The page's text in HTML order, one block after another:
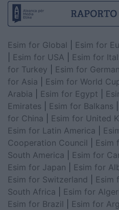
Esim for Global Esim for
Esim for USA Esim for
for Turkey
Esim for
for Asia
Esim for World
Arabia
Esim for Egypt
Emirates
Esim for Balkans
for China
Esim for United
Esim for Latin America
Cooperation Council
Esim
South America
Esim for
Esim for Japan
Esim for
Esim for Switzerland
Esim
South Africa
Esim for
Esim for Brazil
Esim for